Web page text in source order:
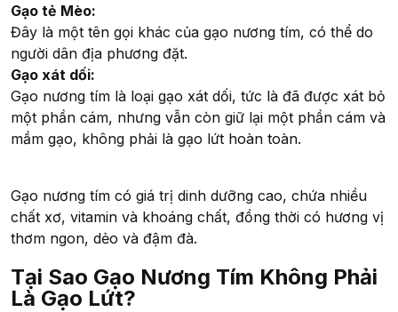
Gạo tẻ Mèo:
Đây là một tên gọi khác của gạo nương tím, có thể do
người dân địa phương đặt.
Gạo xát dối:
Gạo nương tím là loại gạo xát dối, tức là đã được xát bỏ
một phần cám, nhưng vẫn còn giữ lại một phần cám và
mầm gạo, không phải là gạo lứt hoàn toàn.
Gạo nương tím có giá trị dinh dưỡng cao, chứa nhiều
chất xơ, vitamin và khoáng chất, đồng thời có hương vị
thơm ngon, dẻo và đậm đà.
Tại Sao Gạo Nương Tím Không Phải
Là Gạo Lứt?